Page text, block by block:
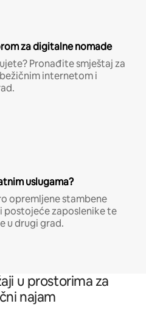
za digitalne nomade
Pronađite smještaj za
internetom i
uslugama?
opremljene stambene
postojeće zaposlenike te
u drugi grad.
u prostorima za
najam